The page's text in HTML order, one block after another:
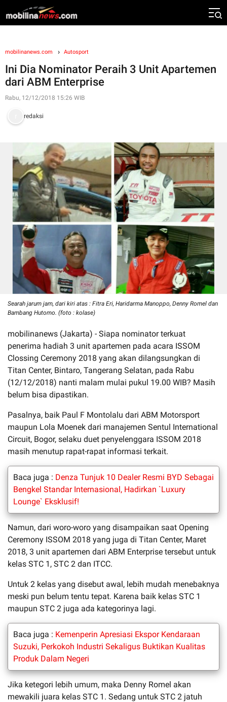
mobilinanews.com Autosport
Ini Dia Nominator Peraih 3 Unit Apartemen
dari ABM Enterprise
Rabu, 12/12/2018 15:26 WIB
redaksi
Searah jarum jam, dari kiri atas : Fitra Eri, Haridarma Manoppo, Denny Romel dan
Bambang Hutomo. (foto : kolase)
mobilinanews (Jakarta) - Siapa nominator terkuat
penerima hadiah 3 unit apartemen pada acara ISSOM
Clossing Ceremony 2018 yang akan dilangsungkan di
Titan Center, Bintaro, Tangerang Selatan, pada Rabu
(12/12/2018) nanti malam mulai pukul 19.00 WIB? Masih
belum bisa dipastikan.
Pasalnya, baik Paul F Montolalu dari ABM Motorsport
maupun Lola Moenek dari manajemen Sentul International
Circuit, Bogor, selaku duet penyelenggara ISSOM 2018
masih menutup rapat-rapat informasi terkait.
Baca juga : Denza Tunjuk 10 Dealer Resmi BYD Sebagai
Bengkel Standar Internasional, Hadirkan `Luxury
Lounge` Eksklusif!
Namun, dari woro-woro yang disampaikan saat Opening
Ceremony ISSOM 2018 yang juga di Titan Center, Maret
2018, 3 unit apartemen dari ABM Enterprise tersebut untuk
kelas STC 1, STC 2 dan ITCC.
Untuk 2 kelas yang disebut awal, lebih mudah menebaknya
meski pun belum tentu tepat. Karena baik kelas STC 1
maupun STC 2 juga ada kategorinya lagi.
Baca juga : Kemenperin Apresiasi Ekspor Kendaraan
Suzuki, Perkokoh Industri Sekaligus Buktikan Kualitas
Produk Dalam Negeri
Jika ketegori lebih umum, maka Denny Romel akan
mewakili juara kelas STC 1. Sedang untuk STC 2 jatuh